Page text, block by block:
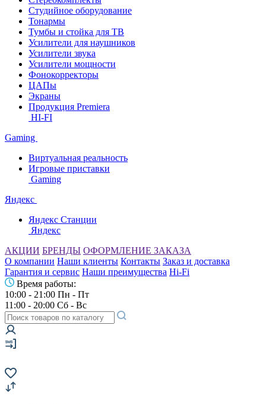
Студийное оборудование
Тонармы
Тумбы и стойка для ТВ
Усилители для наушников
Усилители звука
Усилители мощности
Фонокорректоры
ЦАПы
Экраны
Продукция Premiera
HI-FI
Gaming
Виртуальная реальность
Игровые приставки
Gaming
Яндекс
Яндекс Станции
Яндекс
АКЦИИ БРЕНДЫ ОФОРМЛЕНИЕ ЗАКАЗА
О компании Наши клиенты Контакты Заказ и доставка
Гарантия и сервис Наши преимущества Hi-Fi
Время работы:
10:00 - 21:00 Пн - Пт
11:00 - 20:00 Сб - Вс